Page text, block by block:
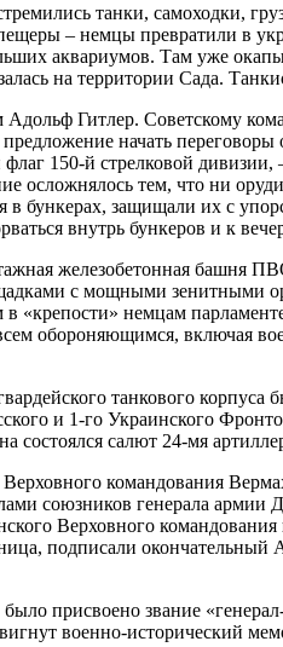
танки, самоходки,
– немцы превратили в
аквариумов. Там уже
на территории Сада.
Гитлер. Советскому
начать
150-й стрелковой
осложнялось тем, что ни
бункерах, защищали их с
внутрь бункеров и к
железобетонная башня
с мощными зенитными
в «крепости» немцам
обороняющимся, включая
танкового
и 1-го Украинского
состоялся салют 24-мя
командования
союзников генерала армии
Верховного
подписали
присвоено звание
военно-исторический